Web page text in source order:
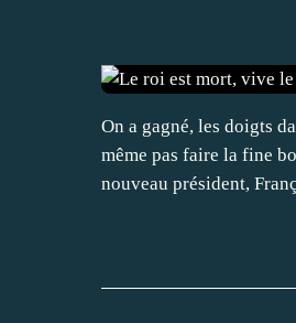
On a gagné, les doigts
même pas faire la fine
nouveau président,